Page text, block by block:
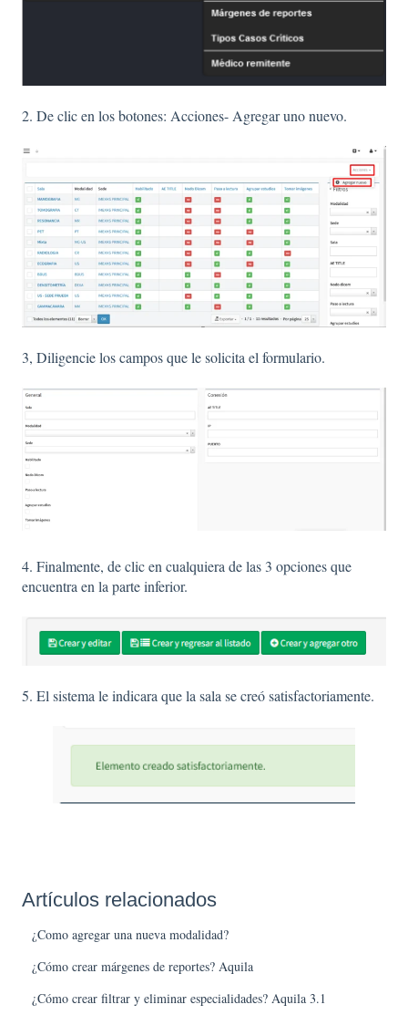
2. De clic en los botones: Acciones- Agregar uno nuevo.
3, Diligencie los campos que le solicita el formulario.
4. Finalmente, de clic en cualquiera de las 3 opciones que
encuentra en la parte inferior.
5. El sistema le indicara que la sala se creó satisfactoriamente.
Artículos relacionados
¿Como agregar una nueva modalidad?
¿Cómo crear márgenes de reportes? Aquila
¿Cómo crear filtrar y eliminar especialidades? Aquila 3.1